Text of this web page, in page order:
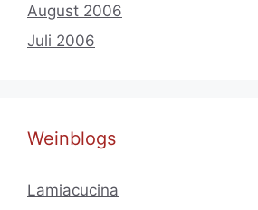
August 2006
Juli 2006
Weinblogs
Lamiacucina